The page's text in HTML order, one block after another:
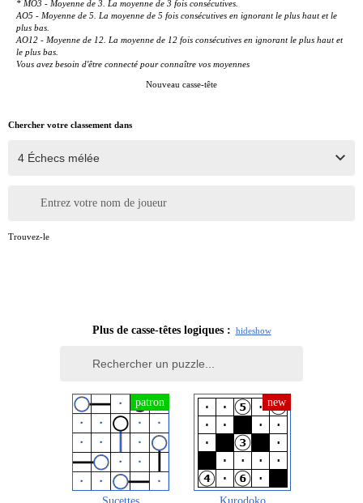
* MO3 - Moyenne de 3. La moyenne de 3 fois consécutives.
AO5 - Moyenne de 5. La moyenne de 5 fois consécutives en ignorant le plus haut et le
plus bas.
AO12 - Moyenne de 12. La moyenne de 12 fois consécutives en ignorant le plus haut et
le plus bas.
Vous avez besoin d'être connecté pour connaître vos moyennes
Nouveau casse-tête
Chercher votre classement dans
Entrez votre nom de joueur
Trouvez-le
Plus de casse-têtes logiques : hideshow